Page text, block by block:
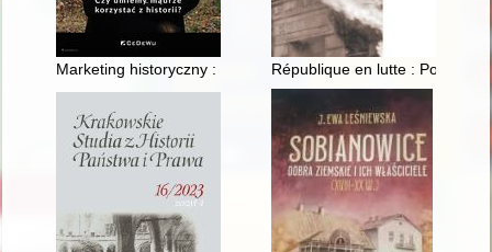
Marketing historyczny : czy umiemy mądrze korzystać z
République en lutte : Pologne